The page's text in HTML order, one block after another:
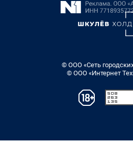
© ООО «Сеть
© ООО «Интернет